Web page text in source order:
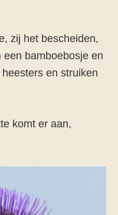
zij het bescheiden,
een bamboebosje en
en struiken
komt er aan,